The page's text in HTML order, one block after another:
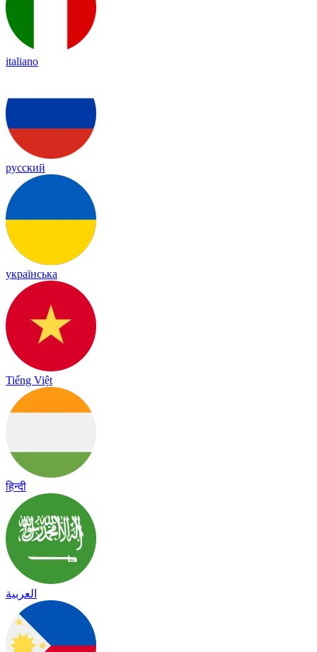
italiano
русский
українська
Tiếng Việt
हिन्दी
العربية